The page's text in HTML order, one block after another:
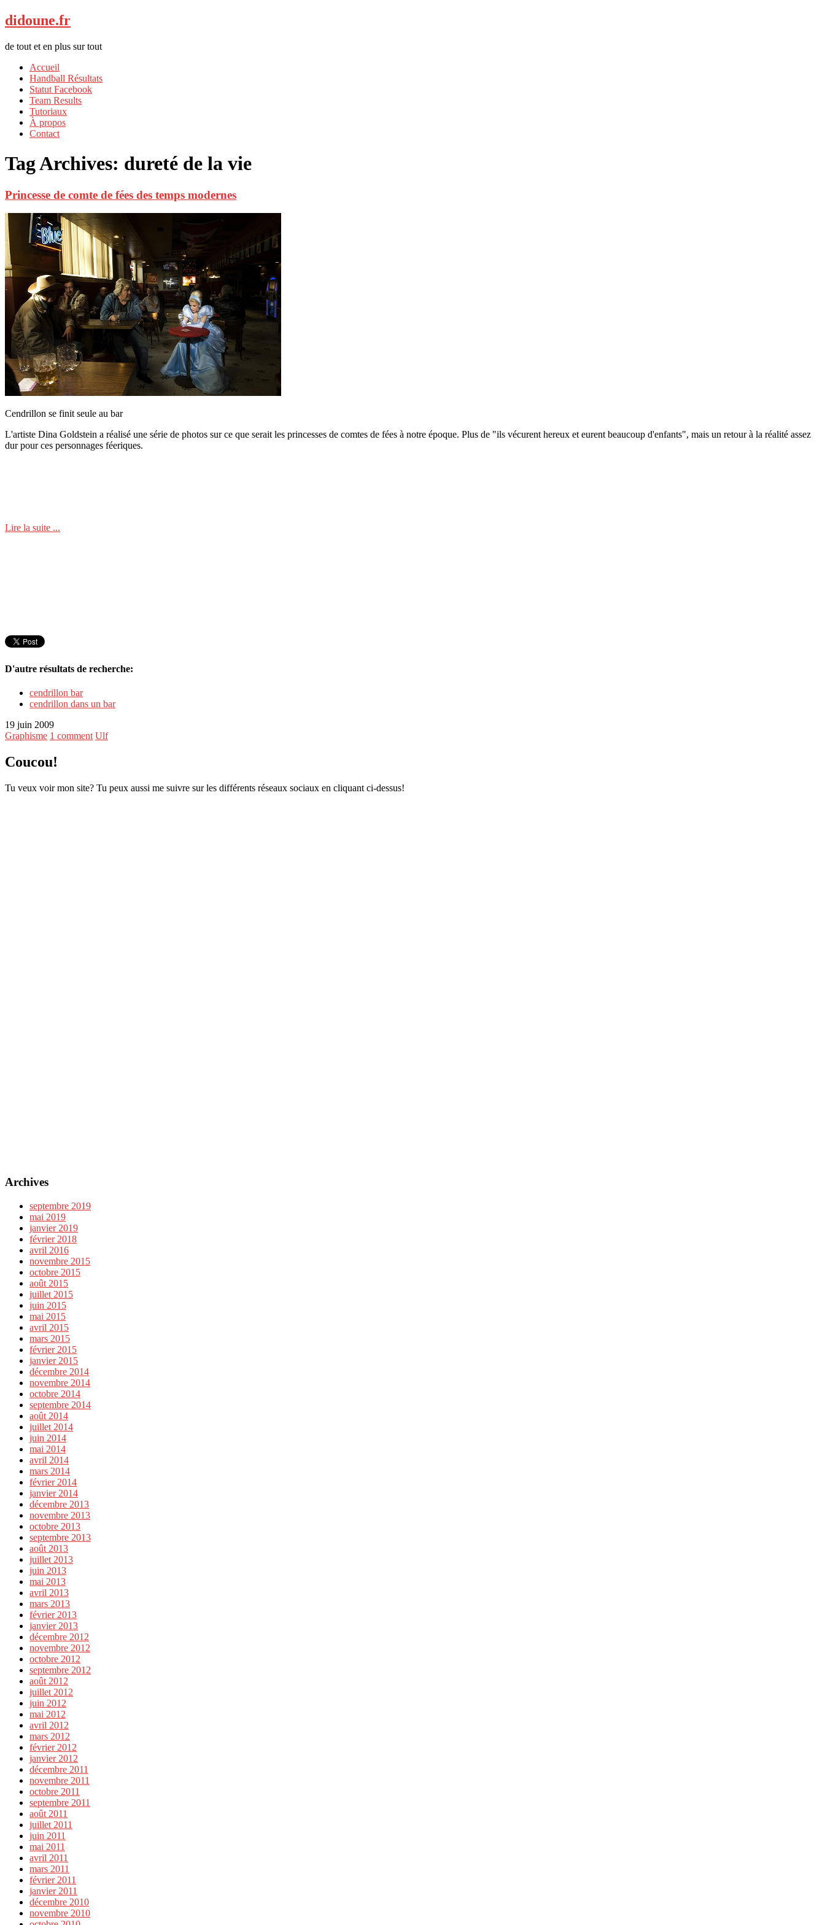
didoune.fr
de tout et en plus sur tout
Accueil
Handball Résultats
Statut Facebook
Team Results
Tutoriaux
À propos
Contact
Tag Archives: dureté de la vie
Princesse de comte de fées des temps modernes
Cendrillon se finit seule au bar
L'artiste Dina Goldstein a réalisé une série de photos sur ce que serait les princesses de comtes de fées à notre époque. Plus de "ils vécurent hereux et eurent beaucoup d'enfants", mais un retour à la réalité assez
dur pour ces personnages féeriques.
Lire la suite ...
D'autre résultats de recherche:
cendrillon bar
cendrillon dans un bar
19 juin 2009
Graphisme 1 comment Ulf
Coucou!
Tu veux voir mon site? Tu peux aussi me suivre sur les différents réseaux sociaux en cliquant ci-dessus!
Archives
septembre 2019
mai 2019
janvier 2019
février 2018
avril 2016
novembre 2015
octobre 2015
août 2015
juillet 2015
juin 2015
mai 2015
avril 2015
mars 2015
février 2015
janvier 2015
décembre 2014
novembre 2014
octobre 2014
septembre 2014
août 2014
juillet 2014
juin 2014
mai 2014
avril 2014
mars 2014
février 2014
janvier 2014
décembre 2013
novembre 2013
octobre 2013
septembre 2013
août 2013
juillet 2013
juin 2013
mai 2013
avril 2013
mars 2013
février 2013
janvier 2013
décembre 2012
novembre 2012
octobre 2012
septembre 2012
août 2012
juillet 2012
juin 2012
mai 2012
avril 2012
mars 2012
février 2012
janvier 2012
décembre 2011
novembre 2011
octobre 2011
septembre 2011
août 2011
juillet 2011
juin 2011
mai 2011
avril 2011
mars 2011
février 2011
janvier 2011
décembre 2010
novembre 2010